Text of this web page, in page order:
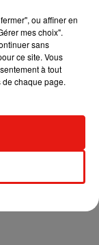
ou affiner en
mes choix".
sans
ce site. Vous
à tout
chaque page.